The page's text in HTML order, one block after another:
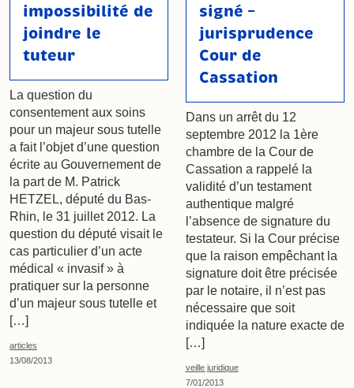
impossibilité de
joindre le
tuteur
La question du
consentement aux soins
pour un majeur sous tutelle
a fait l’objet d’une question
écrite au Gouvernement de
la part de M. Patrick
HETZEL, député du Bas-
Rhin, le 31 juillet 2012. La
question du député visait le
cas particulier d’un acte
médical « invasif » à
pratiquer sur la personne
d’un majeur sous tutelle et
[…]
articles
13/08/2013
signé –
jurisprudence
Cour de
Cassation
Dans un arrêt du 12
septembre 2012 la 1ère
chambre de la Cour de
Cassation a rappelé la
validité d’un testament
authentique malgré
l’absence de signature du
testateur. Si la Cour précise
que la raison empêchant la
signature doit être précisée
par le notaire, il n’est pas
nécessaire que soit
indiquée la nature exacte de
[…]
veille juridique
7/01/2013